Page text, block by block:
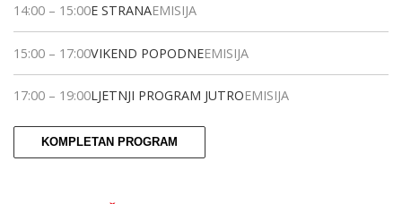
14:00 – 15:00E STRANAEMISIJA
15:00 – 17:00VIKEND POPODNEEMISIJA
17:00 – 19:00LJETNJI PROGRAM JUTROEMISIJA
KOMPLETAN PROGRAM